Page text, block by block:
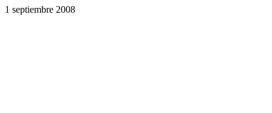
1 septiembre 2008